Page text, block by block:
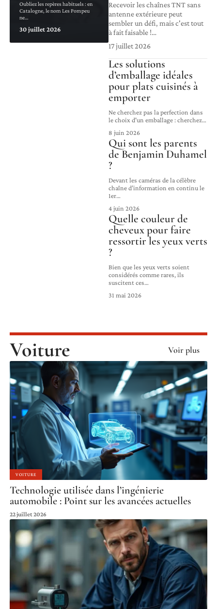
Oubliez les repères habituels : en
Catalogne, le nom Les Pompeu
ne…
30 juillet 2026
Recevoir les chaînes TNT sans
antenne extérieure peut
sembler un défi, mais c'est tout
à fait faisable !…
17 juillet 2026
Les solutions
d’emballage idéales
pour plats cuisinés à
emporter
Ne cherchez pas la perfection dans
le choix d'un emballage : cherchez…
8 juin 2026
Qui sont les parents
de Benjamin Duhamel
?
Devant les caméras de la célèbre
chaîne d’information en continu le
1er…
4 juin 2026
Quelle couleur de
cheveux pour faire
ressortir les yeux verts
?
Bien que les yeux verts soient
considérés comme rares, ils
suscitent ces…
31 mai 2026
Voiture Voir plus
VOITURE
Technologie utilisée dans l’ingénierie
automobile : Point sur les avancées actuelles
22 juillet 2026